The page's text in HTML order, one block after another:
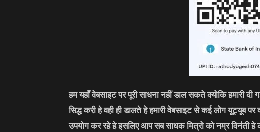
हम यहाँ वेबसाइट पर पूरी साधना नहीं डाल सकते क्योकि हमारी
सिद्ध करी हे वही ही डालते हे हमारी वेबसाइट से कई लोग यूट्यूब
उपयोग कर रहे हे इसलिए आप सब साधक मित्रो को नम्र विनंती हे